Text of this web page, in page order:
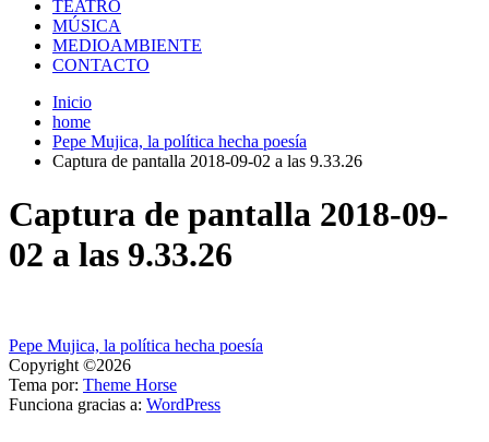
TEATRO
MÚSICA
MEDIOAMBIENTE
CONTACTO
Inicio
home
Pepe Mujica, la política hecha poesía
Captura de pantalla 2018-09-02 a las 9.33.26
Captura de pantalla 2018-09-
02 a las 9.33.26
Navegación
de
entradas
Pepe Mujica, la política hecha poesía
Copyright ©2026
Tema por: Theme Horse
Funciona gracias a: WordPress